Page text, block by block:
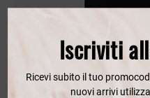
Iscriviti
Ricevi subito il tuo
nuovi arrivi